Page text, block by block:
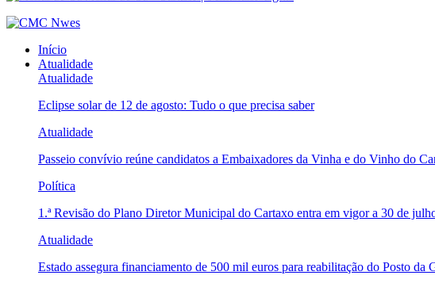
Início
Atualidade
Atualidade
Eclipse solar de 12 de agosto: Tudo o que precisa saber
Atualidade
Passeio convívio reúne candidatos a Embaixadores da Vinha e do Vinho do
Política
1.ª Revisão do Plano Diretor Municipal do Cartaxo entra em vigor a 30 de
Atualidade
Estado assegura financiamento de 500 mil euros para reabilitação do Posto